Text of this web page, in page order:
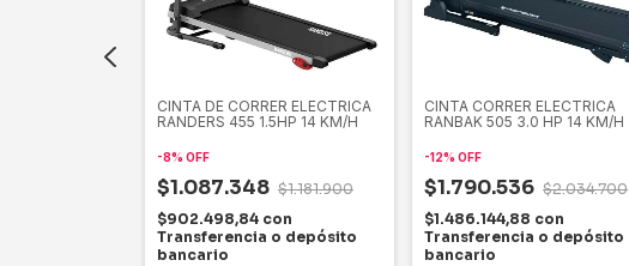
CINTA DE CORRER ELECTRICA
RANDERS 455 1.5HP 14 KM/H
-8% OFF
$1.087.348 $1.181.900
$902.498,84 con
Transferencia o depósito
bancario
CINTA CORRER ELECTRICA
RANBAK 505 3.0 HP 14 KM/H
-12%OFF
$1.790.536 $2.034.700
$1.486.144,88 con
Transferencia o depósito
bancario